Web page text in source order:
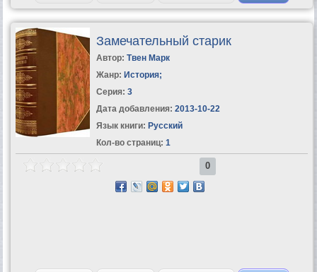
Замечательный старик
Автор: Твен Марк
Жанр: История;
Серия: 3
Дата добавления: 2013-10-22
Язык книги: Русский
Кол-во страниц: 1
0